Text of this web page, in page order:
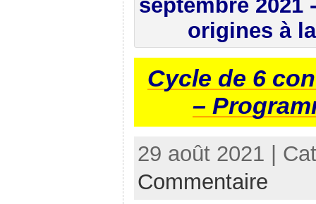
Cycle de 6
–
29 août 2021 |
Commentaire